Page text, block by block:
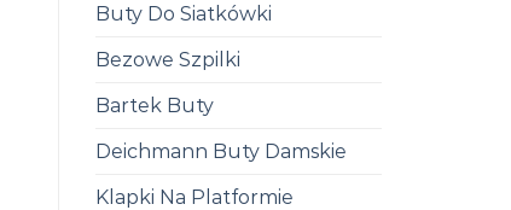
Buty Do Siatkówki
Bezowe Szpilki
Bartek Buty
Deichmann Buty Damskie
Klapki Na Platformie